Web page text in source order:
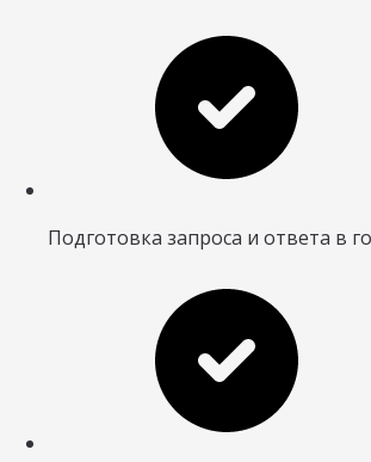
Подготовка запроса и ответа в